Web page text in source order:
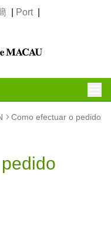
Port|
Como efectuar o pedido